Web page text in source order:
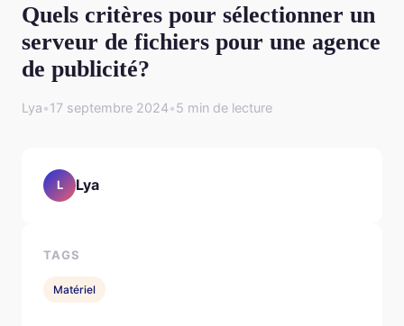
Quels critères pour sélectionner un
serveur de fichiers pour une agence
de publicité?
Lya•17 septembre 2024•5 min de lecture
L Lya
TAGS
Matériel